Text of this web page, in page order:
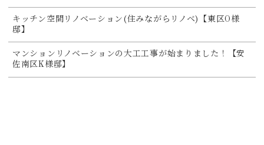
キッチン空間リノベーション(住みながらリノベ)【東区O様
邸】
マンションリノベーションの大工工事が始まりました！【安
佐南区K様邸】